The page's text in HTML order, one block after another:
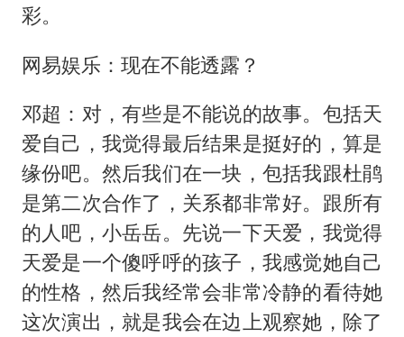
彩。
网易娱乐：现在不能透露？
邓超：对，有些是不能说的故事。包括天
爱自己，我觉得最后结果是挺好的，算是
缘份吧。然后我们在一块，包括我跟杜鹃
是第二次合作了，关系都非常好。跟所有
的人吧，小岳岳。先说一下天爱，我觉得
天爱是一个傻呼呼的孩子，我感觉她自己
的性格，然后我经常会非常冷静的看待她
这次演出，就是我会在边上观察她，除了